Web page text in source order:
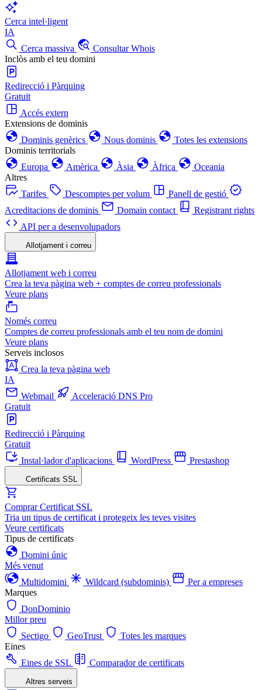
Cerca intel·ligent
IA
Cerca massiva
Consultar Whois
Inclòs amb el teu domini
Redirecció i Pàrquing
Gratuït
Accés extern
Extensions de dominis
Dominis genèrics
Nous dominis
Totes les extensions
Dominis territorials
Europa
Amèrica Àsia Àfrica
Oceania
Altres
Tarifes
Descomptes per volum
Panell de gestió
Acreditacions de dominis
Domain contact
Registrant rights
API per a desenvolupadors
Allotjament i correu
Allotjament web i correu
Crea la teva pàgina web + comptes de correu professionals
Veure plans
Només correu
Comptes de correu professionals amb el teu nom de domini
Veure plans
Serveis inclosos
Crea la teva pàgina web
IA
Webmail
Acceleració DNS Pro
Gratuït
Redirecció i Pàrquing
Gratuït
Instal·lador d'aplicacions
WordPress Prestashop
Certificats SSL
Comprar Certificat SSL
Tria un tipus de certificat i protegeix les teves visites
Veure certificats
Tipus de certificats
Domini únic
Més venut
Multidomini
Wildcard (subdominis)
Per a empreses
Marques
DonDominio
Millor preu
Sectigo
GeoTrust
Totes les marques
Eines
Eines de SSL
Comparador de certificats
Altres serveis